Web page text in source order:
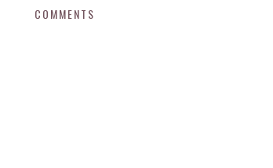
COMMENTS